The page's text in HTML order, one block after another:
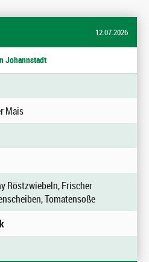
12.07.2026
Johannstadt
Mais
Röstzwiebeln, Frischer
Tomatensoße